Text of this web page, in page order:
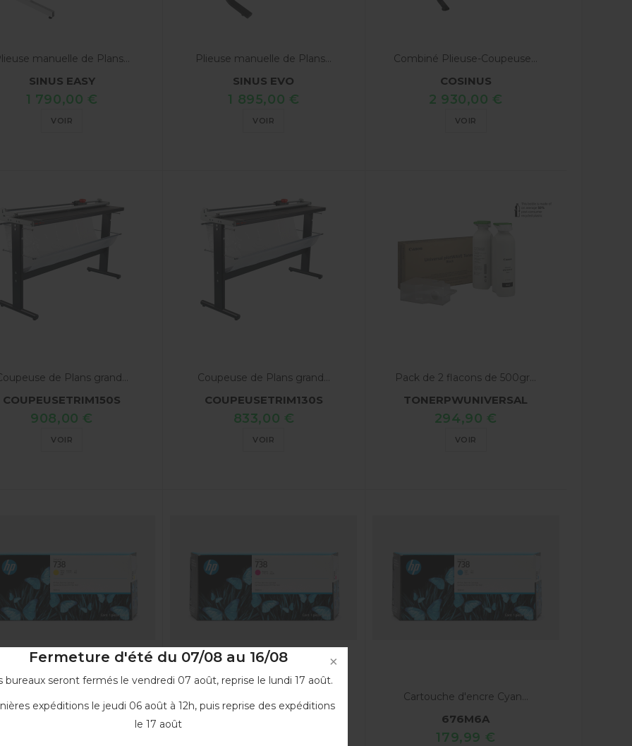
Fermeture d'été du 07/08 au 16/08
bureaux seront fermés le vendredi 07 août, reprise le lundi 17 août.
expéditions le jeudi 06 août à 12h, puis reprise des expéditions
le 17 août
manuelle de Plans...
SINUS EASY
1 790,00 €
VOIR
Plieuse manuelle de Plans...
SINUS EVO
1 895,00 €
VOIR
Combiné Plieuse-Coupeuse...
COSINUS
2 930,00 €
VOIR
de Plans grand...
COUPEUSETRIM150S
908,00 €
VOIR
Coupeuse de Plans grand...
COUPEUSETRIM130S
833,00 €
VOIR
Pack de 2 flacons de 500gr...
TONERPWUNIVERSAL
294,90 €
VOIR
Cartouche d'encre Cyan...
676M6A
179,99 €